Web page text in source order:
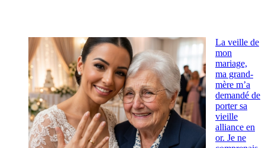
La veille de
mon
mariage,
ma grand-
mère m’a
demandé de
porter sa
vieille
alliance en
or. Je ne